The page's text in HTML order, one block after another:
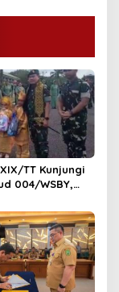
TT Kunjungi
004/WSBY,
Prajurit